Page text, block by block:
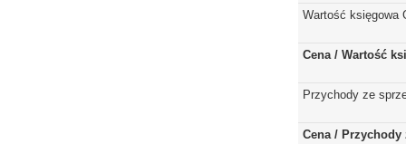
Wartość księgowa
Cena / Wartość
Przychody ze
Cena / Przychody